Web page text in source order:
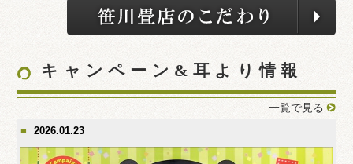
キャンペーン&耳より情報
一覧で見る
2026.01.23